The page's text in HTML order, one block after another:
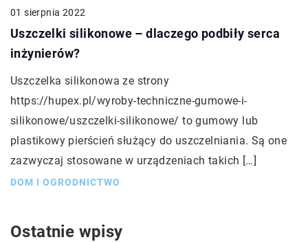
01 sierpnia 2022
Uszczelki silikonowe – dlaczego podbiły serca
inżynierów?
Uszczelka silikonowa ze strony
https://hupex.pl/wyroby-techniczne-gumowe-i-
silikonowe/uszczelki-silikonowe/ to gumowy lub
plastikowy pierścień służący do uszczelniania. Są one
zazwyczaj stosowane w urządzeniach takich […]
DOM I OGRODNICTWO
Ostatnie wpisy